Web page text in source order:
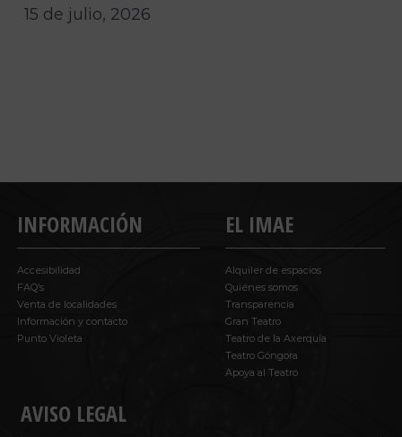
15 de julio, 2026
INFORMACIÓN
Accesibilidad
FAQ’s
Venta de localidades
Información y contacto
Punto Violeta
AVISO LEGAL
EL IMAE
Alquiler de espacios
Quiénes somos
Transparencia
Gran Teatro
Teatro de la Axerquía
Teatro Góngora
Apoya al Teatro